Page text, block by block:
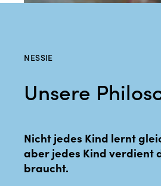
NESSIE
Unsere
Nicht jedes Kind lernt
aber jedes Kind verdient
braucht.